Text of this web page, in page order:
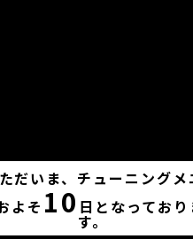
ただいま、チューニング
よそ 10 日となっており
す。